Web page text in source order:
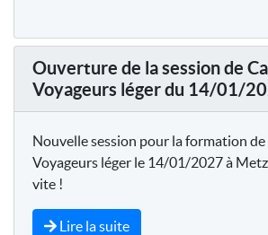
Ouverture de la session de
Voyageurs léger du 14/01/
Nouvelle session pour la formation
Voyageurs léger le 14/01/2027 à
vite !
Lire la suite